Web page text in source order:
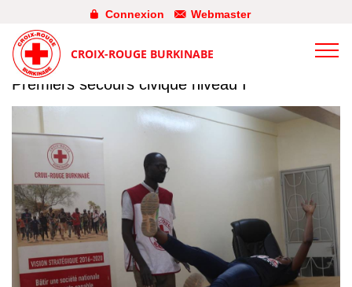
Connexion Webmaster
CROIX-ROUGE BURKINABE
Premiers secours civique niveau I